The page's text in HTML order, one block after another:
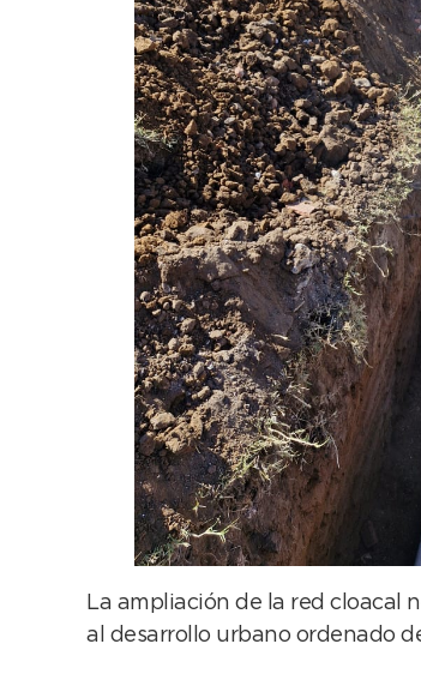
La ampliación de la red cloacal
al desarrollo urbano ordenado